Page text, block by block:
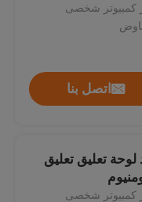
اتصل بنا
تعليق تعليق